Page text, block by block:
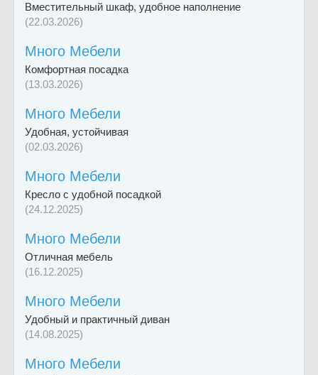
Вместительный шкаф, удобное наполнение
(22.03.2026)
Много Мебели
Комфортная посадка
(13.03.2026)
Много Мебели
Удобная, устойчивая
(02.03.2026)
Много Мебели
Кресло с удобной посадкой
(24.12.2025)
Много Мебели
Отличная мебель
(16.12.2025)
Много Мебели
Удобный и практичный диван
(14.08.2025)
Много Мебели